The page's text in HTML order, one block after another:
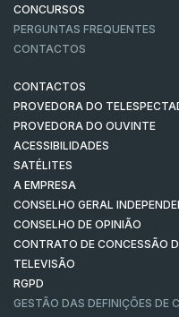
CONCURSOS
PERGUNTAS FREQUENTES
CONTACTOS
CONTACTOS
PROVEDORA DO
PROVEDORA DO OUVINTE
ACESSIBILIDADES
SATÉLITES
A EMPRESA
CONSELHO GERAL
CONSELHO DE OPINIÃO
CONTRATO DE CONCESSÃO
TELEVISÃO
RGPD
GESTÃO DAS DEFINIÇÕES DE